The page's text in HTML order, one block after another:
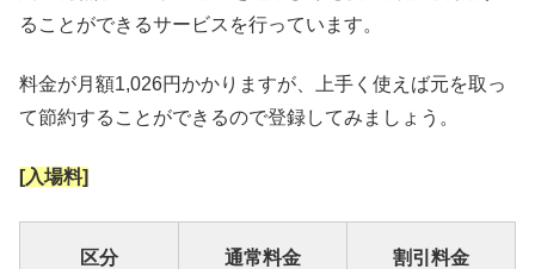
ることができるサービスを行っています。
料金が月額1,026円かかりますが、上手く使えば元を取っ
て節約することができるので登録してみましょう。
[入場料]
区分 通常料金 割引料金